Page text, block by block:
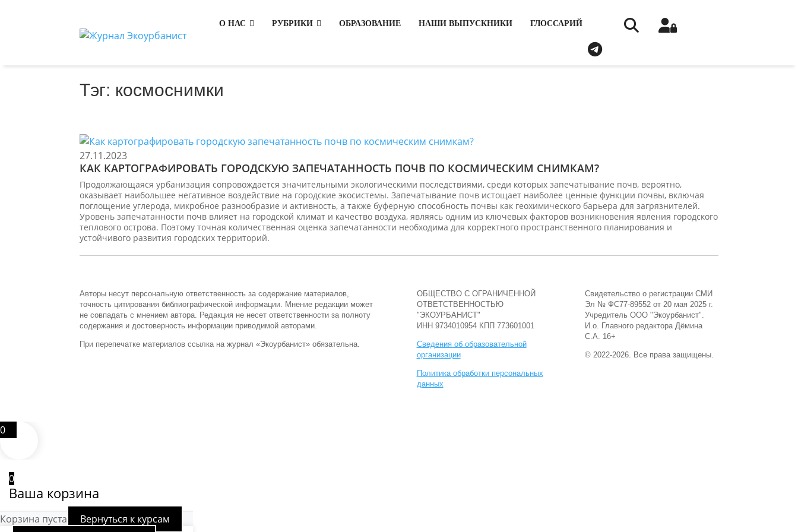
О НАС РУБРИКИ ОБРАЗОВАНИЕ НАШИ ВЫПУСКНИКИ ГЛОССАРИЙ
Тэг: космоснимки
27.11.2023
КАК КАРТОГРАФИРОВАТЬ ГОРОДСКУЮ ЗАПЕЧАТАННОСТЬ ПОЧВ ПО КОСМИЧЕСКИМ СНИМКАМ?
Продолжающаяся урбанизация сопровождается значительными экологическими последствиями, среди которых запечатывание почв, вероятно,
оказывает наибольшее негативное воздействие на городские экосистемы. Запечатывание почв истощает наиболее ценные функции почвы, включая
поглощение углерода, микробное разнообразие и активность, а также буферную способность почвы как геохимического барьера для загрязнителей.
Уровень запечатанности почв влияет на городской климат и качество воздуха, являясь одним из ключевых факторов возникновения явления городского
теплового острова. Поэтому точная количественная оценка запечатанности необходима для корректного пространственного планирования и
устойчивого развития городских территорий.
Авторы несут персональную ответственность за содержание материалов,
точность цитирования библиографической информации. Мнение редакции может
не совпадать с мнением автора. Редакция не несет ответственности за полноту
содержания и достоверность информации приводимой авторами.
При перепечатке материалов ссылка на журнал «Экоурбанист» обязательна.
ОБЩЕСТВО С ОГРАНИЧЕННОЙ
ОТВЕТСТВЕННОСТЬЮ
"ЭКОУРБАНИСТ"
ИНН 9734010954 КПП 773601001
Сведения об образовательной
организации
Политика обработки персональных
данных
Свидетельство о регистрации СМИ
Эл № ФС77-89552 от 20 мая 2025 г.
Учредитель ООО "Экоурбанист".
И.о. Главного редактора Дёмина
С.А. 16+
© 2022-2026. Все права защищены.
0
0
Ваша корзина
Корзина пуста Вернуться к курсам